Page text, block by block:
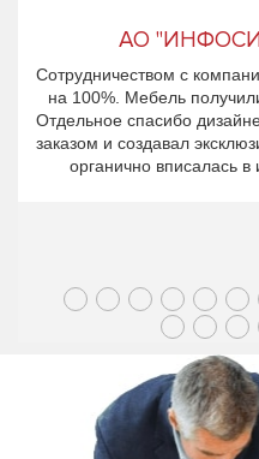
АО
Сотрудничеством с
на 100%. Мебель
Отдельное спасибо
заказом и создавал
органично вписалась